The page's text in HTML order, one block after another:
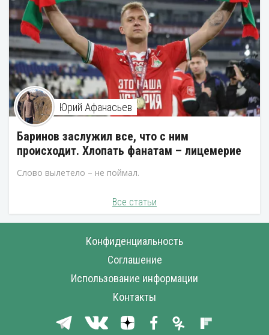
Юрий Афанасьев
Баринов заслужил все, что с ним
происходит. Хлопать фанатам – лицемерие
Слово вылетело – не поймал.
Все статьи
Конфиденциальность
Соглашение
Использование информации
Контакты